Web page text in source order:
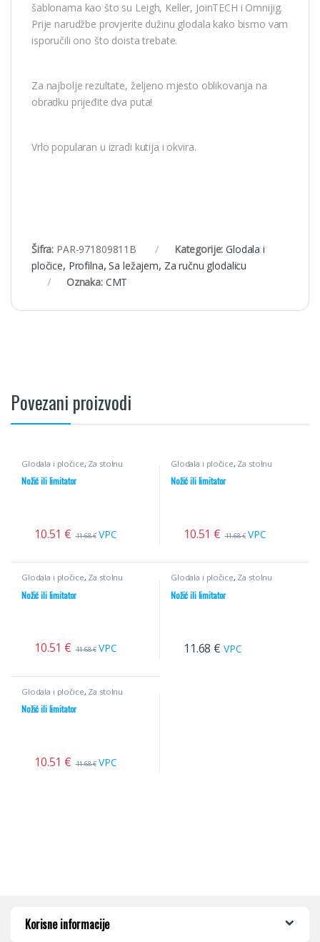
šablonama kao što su Leigh, Keller, JoinTECH i Omnijig.
Prije narudžbe provjerite dužinu glodala kako bismo vam
isporučili ono što doista trebate.
Za najbolje rezultate, željeno mjesto oblikovanja na
obradku prijeđite dva puta!
Vrlo popularan u izradi kutija i okvira.
Šifra: PAR-971809811B Kategorije:Glodala i
pločice, Profilna,Sa ležajem, Za ručnu glodalicu
Oznaka: CMT
Povezani proizvodi
Glodala i pločice, Za stolnu
,
Nožić ili limitator
10.51 € 11.68€ VPC
Glodala i pločice, Za stolnu
,
Nožić ili limitator
10.51 € 11.68€ VPC
Glodala i pločice, Za stolnu
, Profilni noževi
Nožić ili limitator
10.51 € 11.68€ VPC
Glodala i pločice, Za stolnu
, Profilni noževi
Nožić ili limitator
11.68 € VPC
Glodala i pločice, Za stolnu
,
Nožić ili limitator
10.51 € 11.68€ VPC
Korisne informacije